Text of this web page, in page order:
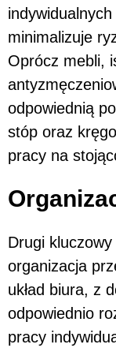
minimalizuje
Oprócz mebli,
odpowiednią
stóp oraz
pracy na
Drugi
organizacja
układ biura, z
odpowiednio
pracy